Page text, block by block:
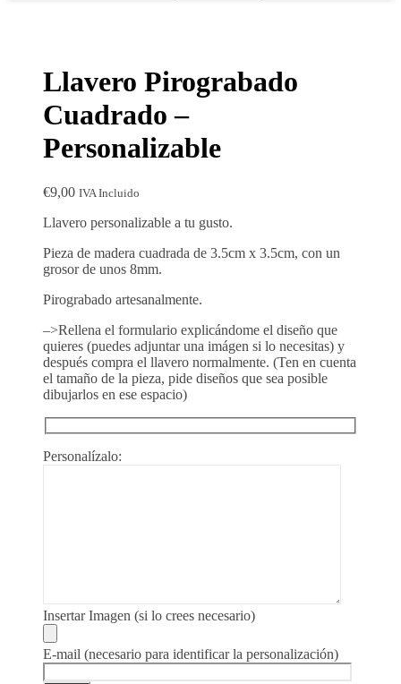
Llavero Pirograbado
Cuadrado –
Personalizable
€9,00 IVA Incluido
Llavero personalizable a tu gusto.
Pieza de madera cuadrada de 3.5cm x 3.5cm, con un
grosor de unos 8mm.
Pirograbado artesanalmente.
–>Rellena el formulario explicándome el diseño que
quieres (puedes adjuntar una imágen si lo necesitas) y
después compra el llavero normalmente. (Ten en cuenta
el tamaño de la pieza, pide diseños que sea posible
dibujarlos en ese espacio)
Personalízalo:
Insertar Imagen (si lo crees necesario)
E-mail (necesario para identificar la personalización)